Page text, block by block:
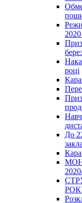
році
До
МОН